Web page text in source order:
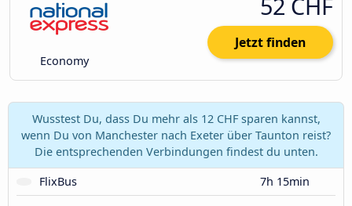
Economy
Jetzt finden
Wusstest Du, dass Du mehr als 12 CHF sparen kannst,
wenn Du von Manchester nach Exeter über Taunton reist?
Die entsprechenden Verbindungen findest du unten.
FlixBus
7h 15min